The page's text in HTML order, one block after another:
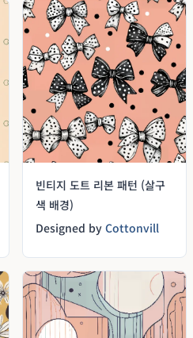
빈티지 도트 리본 패턴 (살구
색 배경)
Designed by Cottonvill